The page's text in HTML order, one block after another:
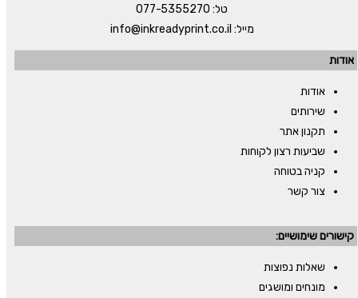
טל: 077-5355270
מייל: info@inkreadyprint.co.il
אודות
אודות
שירותים
תקנון אתר
שביעות רצון לקוחות
קניה בטוחה
צור קשר
קישורים שימושיים:
שאלות נפוצות
מונחים ומושגים